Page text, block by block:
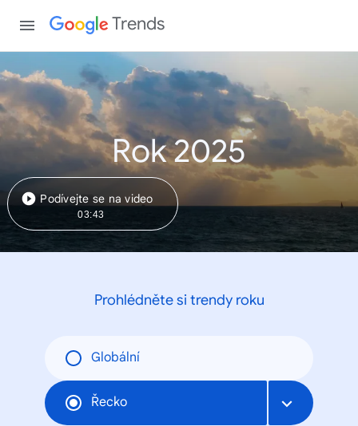
Trends
Rok 2025
Podívejte se na video
03:43
Prohlédněte si trendy roku
Globální
Řecko